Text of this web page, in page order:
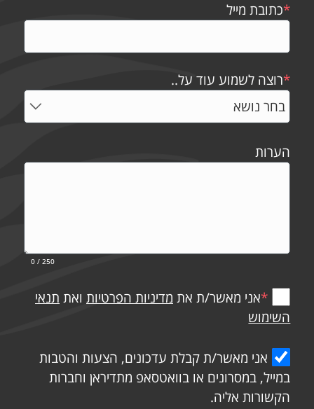
*כתובת מייל
*רוצה לשמוע עוד על..
הערות
0 / 250
*אני מאשר/ת את מדיניות הפרטיות ואת תנאי
השימוש
אני מאשר/ת קבלת עדכונים, הצעות והטבות
במייל, במסרונים או בוואטסאפ מתדיראן וחברות
הקשורות אליה.